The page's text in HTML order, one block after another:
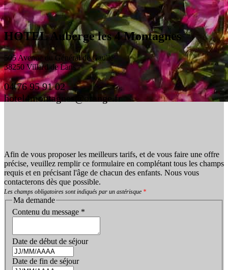
HOTEL Auberge les 4 Montagnes
505 Avenue du Général de Gaulle
38250 Villard de Lans
04 76 95 91 02
hotel4montagnes@orange.fr
Afin de vous proposer les meilleurs tarifs, et de vous faire une offre
précise, veuillez remplir ce formulaire en complétant tous les champs
requis et en précisant l'âge de chacun des enfants. Nous vous
contacterons dès que possible.
Les champs obligatoires sont indiqués par un astérisque *
Ma demande
Contenu du message *
Date de début de séjour
Date de fin de séjour